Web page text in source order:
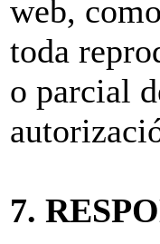
web,
toda
o parcial
7.